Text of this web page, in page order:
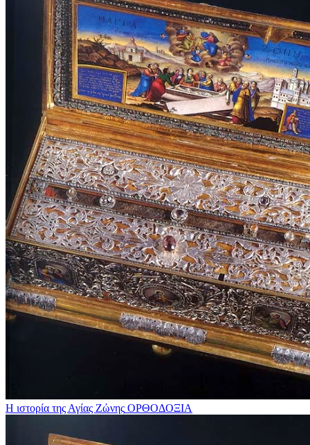
Η ιστορία της Αγίας Ζώνης ΟΡΘΟΔΟΞΙΑ